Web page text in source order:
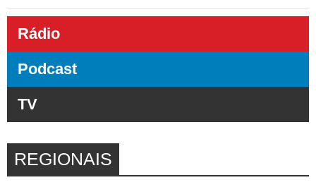
Rádio
Podcast
TV
REGIONAIS